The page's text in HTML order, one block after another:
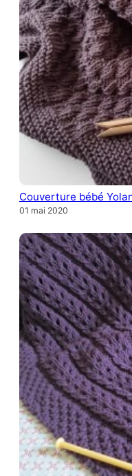
Couverture bébé
01 mai 2020